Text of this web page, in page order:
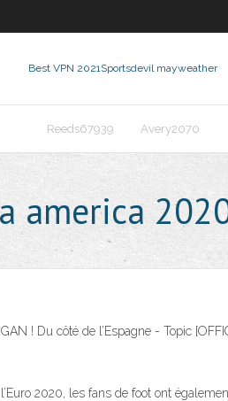
Best VPN 2021Sportsdevil mayweather
Reeds67939 Avery2070
america
! Du côté de l’Espagne - Topic
2020, les fans de foot ont